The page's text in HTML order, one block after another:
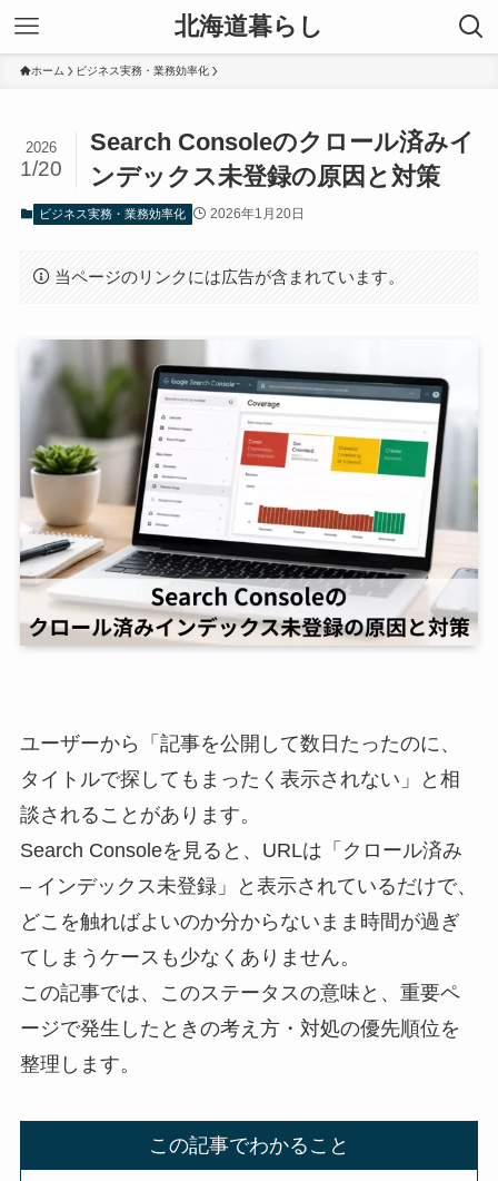
北海道暮らし
ホーム ビジネス実務・業務効率化
Search Consoleのクロール済みイ
ンデックス未登録の原因と対策
2026
1/20
ビジネス実務・業務効率化 2026年1月20日
当ページのリンクには広告が含まれています。
ユーザーから「記事を公開して数日たったのに、
タイトルで探してもまったく表示されない」と相
談されることがあります。
Search Consoleを見ると、URLは「クロール済み
– インデックス未登録」と表示されているだけで、
どこを触ればよいのか分からないまま時間が過ぎ
てしまうケースも少なくありません。
この記事では、このステータスの意味と、重要ペ
ージで発生したときの考え方・対処の優先順位を
整理します。
この記事でわかること